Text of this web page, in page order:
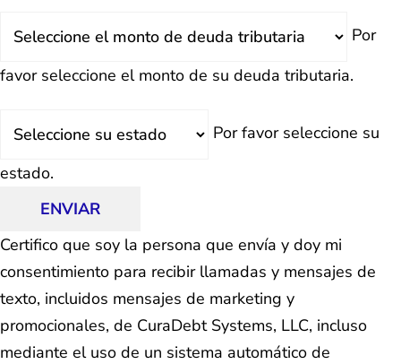
Por
favor seleccione el monto de su deuda tributaria.
Por favor seleccione su
estado.
ENVIAR
Certifico que soy la persona que envía y doy mi
consentimiento para recibir llamadas y mensajes de
texto, incluidos mensajes de marketing y
promocionales, de CuraDebt Systems, LLC, incluso
mediante el uso de un sistema automático de